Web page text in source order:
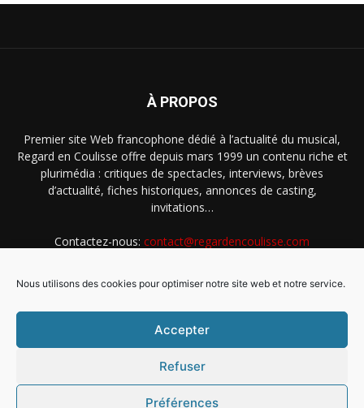
Nous utilisons des cookies pour optimiser notre site web et notre service.
Accepter
Refuser
Préférences
À PROPOS
Premier site Web francophone dédié à l’actualité du musical,
Regard en Coulisse offre depuis mars 1999 un contenu riche et
plurimédia : critiques de spectacles, interviews, brèves
d’actualité, fiches historiques, annonces de casting,
invitations…
Contactez-nous: contact@regardencoulisse.com